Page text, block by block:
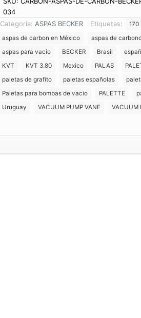
VANES
90133000004
WN
ALABES
PALHETAS
PALAS
CARBON
034
Categoría: ASPAS BECKER Etiquetas: 170
aspas de carbon en México
aspas de
aspas para vacio
BECKER Brasil
KVT
KVT 3.80 Mexico PALAS
paletas de grafito
paletas españolas
Paletas para bombas de vacio
PALETTE
Uruguay
VACUUM PUMP VANE VACUUM